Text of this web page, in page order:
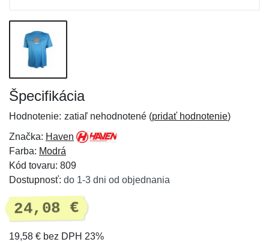
Špecifikácia
Hodnotenie: zatiaľ nehodnotené (pridať hodnotenie)
Značka: Haven
Farba: Modrá
Kód tovaru: 809
Dostupnosť: do 1-3 dni od objednania
24,08 €
19,58 € bez DPH 23%